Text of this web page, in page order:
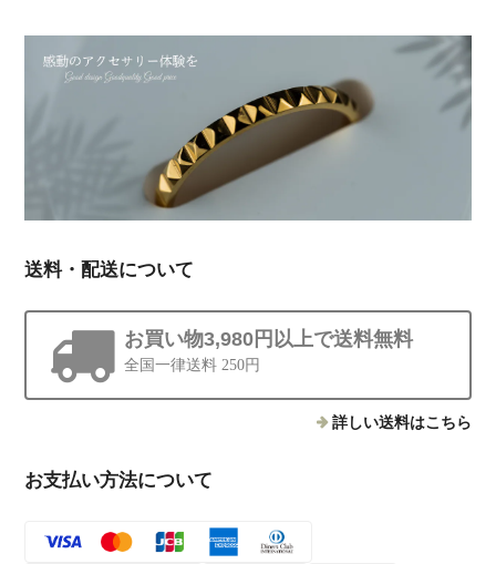
送料・配送について
お買い物3,980円以上で送料無料
全国一律送料 250円
詳しい送料はこちら
お支払い方法について